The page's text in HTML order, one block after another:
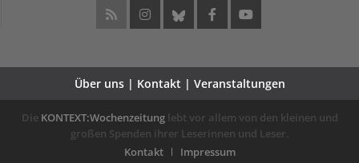
Über uns | Kontakt | Veranstaltungen
Die KONTEXT:Wochenzeitunglebt vor allem von den kleinen und
großen Spenden ihrer Leserinnen und Leser.
Kontakt
Impressum